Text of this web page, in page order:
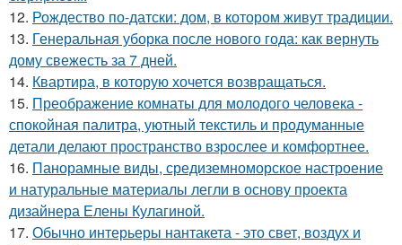
12. Рождество по-датски: дом, в котором живут традиции.
13. Генеральная уборка после нового года: как вернуть
дому свежесть за 7 дней.
14. Квартира, в которую хочется возвращаться.
15. Преображение комнаты для молодого человека -
спокойная палитра, уютный текстиль и продуманные
детали делают пространство взрослее и комфортнее.
16. Панорамные виды, средиземноморское настроение
и натуральные материалы легли в основу проекта
дизайнера Елены Кулагиной.
17. Обычно интерьеры нантакета - это свет, воздух и